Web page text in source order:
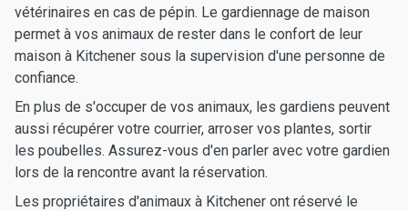
vétérinaires en cas de pépin. Le gardiennage de maison
permet à vos animaux de rester dans le confort de leur
maison à Kitchener sous la supervision d'une personne de
confiance.
En plus de s'occuper de vos animaux, les gardiens peuvent
aussi récupérer votre courrier, arroser vos plantes, sortir
les poubelles. Assurez-vous d'en parler avec votre gardien
lors de la rencontre avant la réservation.
Les propriétaires d'animaux à Kitchener ont réservé le